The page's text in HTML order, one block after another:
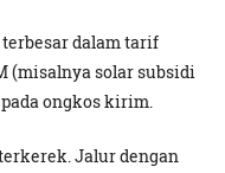
dalam tarif
(misalnya solar subsidi
ongkos kirim.
Jalur dengan